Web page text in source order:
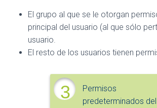
El grupo al que se le otorgan
principal del usuario (al que sólo
usuario.
El resto de los usuarios tienen
3
Permisos
predeterminados del